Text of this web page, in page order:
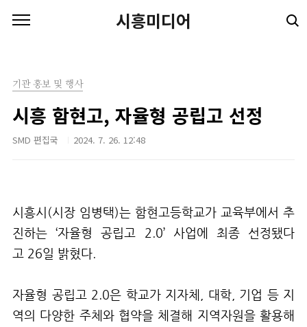
시흥미디어
기관 홍보 및 행사
시흥 함현고, 자율형 공립고 선정
SMD 편집국 2024. 7. 26. 12:48
시흥시 (시장 임병택)는 함현고등학교가 교육부에서 추
진하는 ‘자율형 공립고 2.0’ 사업에 최종 선정됐다
고 26일 밝혔다.
자율형 공립고 2.0은 학교가 지자체 대학, 기업 등 지
역의 다양한 주체와 협약을 체결해 지역자원을 활용해